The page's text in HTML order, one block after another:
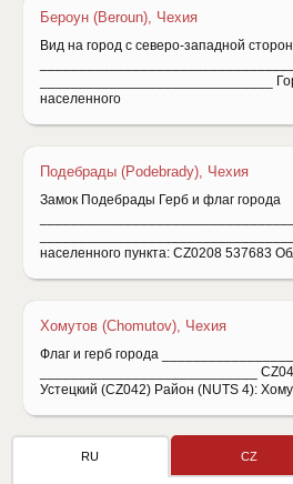
Бероун (Beroun), Чехия
Вид на город с северо-западной
______________________________
населенного
Подебрады (Podebrady), Чехия
Замок Подебрады Герб и флаг города
населенного пункта: CZ0208 537683
Хомутов (Chomutov), Чехия
Флаг и герб города
____________________________
Устецкий (CZ042) Район (NUTS 4):
RU CZ